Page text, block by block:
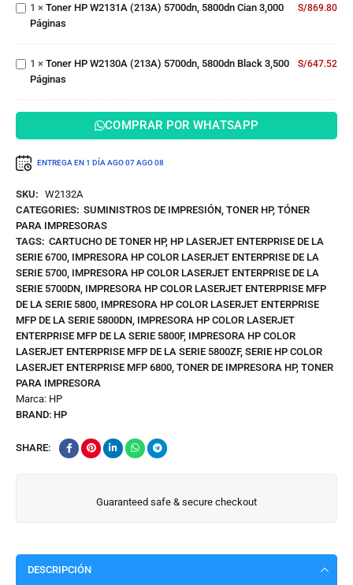
Páginas
5800dn
3,000
Páginas
1 × Toner HP W2131A (213A) 5700dn, 5800dn Cian 3,000
Páginas
S/869.80
HP
W2130A
5800dn
3,500
Páginas
1 × Toner HP W2130A (213A) 5700dn, 5800dn Black 3,500
Páginas
S/647.52
COMPRAR POR WHATSAPP
ENTREGA EN 1 DÍA AGO 07AGO 08
SKU: W2132A
CATEGORIES: SUMINISTROS DE IMPRESIÓN TONER HP, TÓNER
PARA IMPRESORAS
TAGS: CARTUCHO DE TONER HP, HP LASERJET ENTERPRISE DE LA
SERIE 6700 IMPRESORA HP COLOR LASERJET ENTERPRISE DE LA
SERIE 5700 IMPRESORA HP COLOR LASERJET ENTERPRISE DE LA
SERIE 5700DN IMPRESORA HP COLOR LASERJET ENTERPRISE MFP
DE LA SERIE 5800 IMPRESORA HP COLOR LASERJET ENTERPRISE
MFP DE LA SERIE 5800DN IMPRESORA HP COLOR LASERJET
ENTERPRISE MFP DE LA SERIE 5800F, IMPRESORA HP COLOR
LASERJET ENTERPRISE MFP DE LA SERIE 5800ZF, SERIE HP COLOR
LASERJET ENTERPRISE MFP 6800 TONER DE IMPRESORA HP, TONER
PARA IMPRESORA
Marca: HP
BRAND: HP
SHARE:
Guaranteed safe & secure checkout
DESCRIPCIÓN